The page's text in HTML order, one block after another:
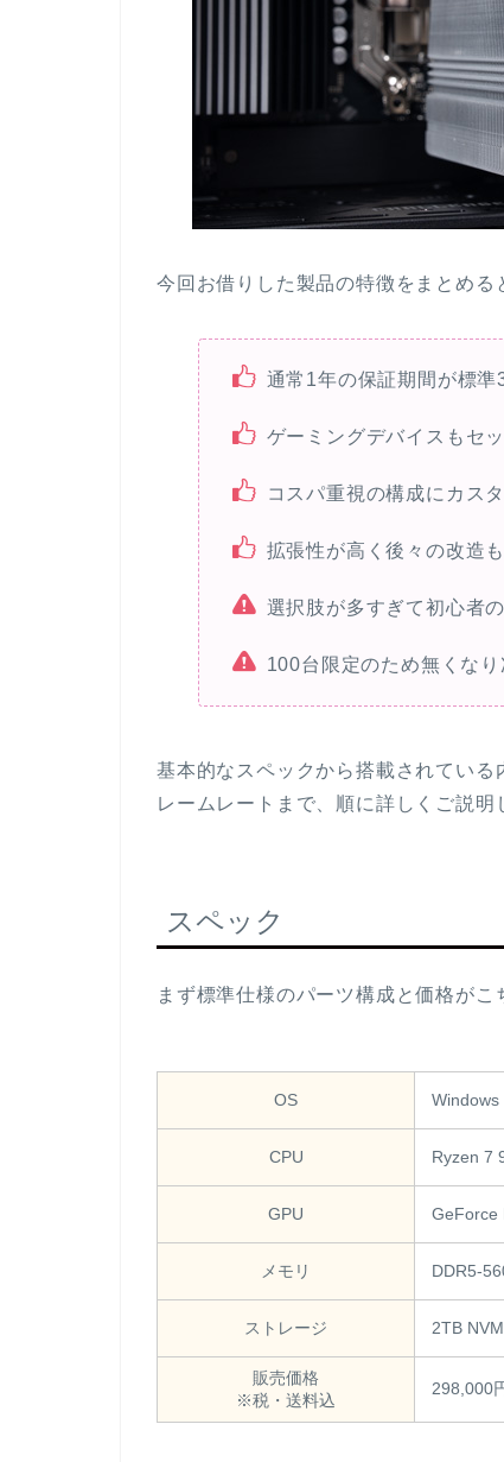
今回お借りした製品の特徴をまとめる
通常1年の保証期間が標準
ゲーミングデバイスもセ
コスパ重視の構成にカス
拡張性が高く後々の改造
選択肢が多すぎて初心者
100台限定のため無くなり
基本的なスペックから搭載されてい
レームレートまで、順に詳しくご説明
スペック
まず標準仕様のパーツ構成と価格がこ
OS Windows
CPU Ryzen 7
GPU GeForce
メモリ DDR5-
ストレージ 2TB
販売価格
※税・送料込
298,000